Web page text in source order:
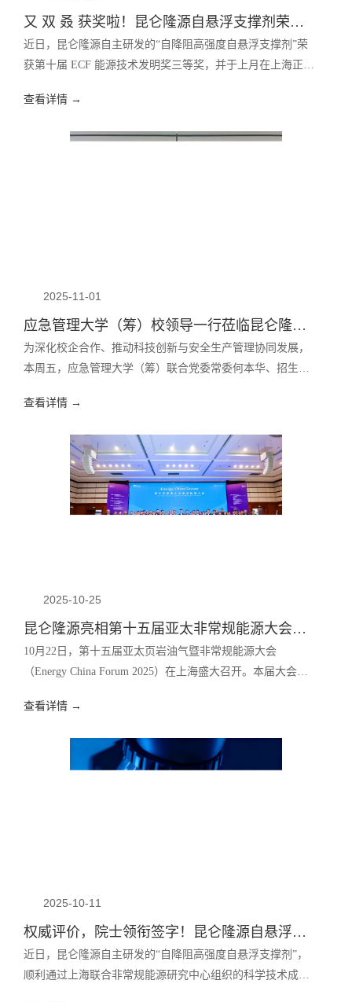
又 双 叒 获奖啦！昆仑隆源自悬浮支撑剂荣获技术发明奖！
近日，昆仑隆源自主研发的“自降阻高强度自悬浮支撑剂”荣
获第十届 ECF 能源技术发明奖三等奖，并于上月在上海正式
查看详情 →
2025-11-01
应急管理大学（筹）校领导一行莅临昆仑隆源北京总部考察指导
为深化校企合作、推动科技创新与安全生产管理协同发展，
本周五，应急管理大学（筹）联合党委常委何本华、招生就
校领导一行莅临昆仑隆源北京总部考察指导工作。
查看详情 →
2025-10-25
昆仑隆源亮相第十五届亚太非常规能源大会，创新成果再获行业认可！
10月22日，第十五届亚太页岩油气暨非常规能源大会
（Energy China Forum 2025）在上海盛大召开。本届大会以
源领域的权威专家、行业领袖与企业代表，聚焦页岩油气革
海洋油气开发及装备工程应用，共同探讨非常规油气产业的
创新趋势与未来路径。
查看详情 →
2025-10-11
权威评价，院士领衔签字！昆仑隆源自悬浮支撑剂总体技术达国际先进水平！
近日，昆仑隆源自主研发的“自降阻高强度自悬浮支撑剂”，
顺利通过上海联合非常规能源研究中心组织的科学技术成果